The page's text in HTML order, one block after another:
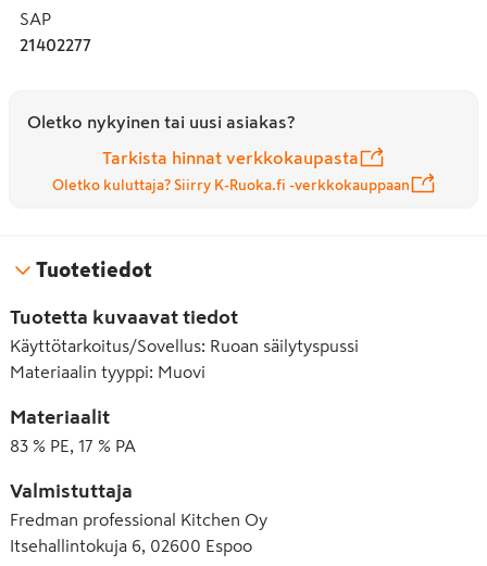
katkaista juuri tarvitsemasi kokoisen vakuumipussin ja
vältät hukkapalat. Huom! Rullasta katkaistu vakuumipussi
- Pakastaessa -25°C
- Kypsennyksessä: max 100°C, 2h.
SAP
21402277
Oletko nykyinen tai uusi asiakas?
Tarkista hinnat verkkokaupasta
Oletko kuluttaja? Siirry K-Ruoka.fi -verkkokauppaan
Tuotetiedot
Tuotetta kuvaavat tiedot
Käyttötarkoitus/Sovellus: Ruoan säilytyspussi
Materiaalin tyyppi: Muovi
Materiaalit
83 % PE, 17 % PA
Valmistuttaja
Fredman professional Kitchen Oy
Itsehallintokuja 6, 02600 Espoo